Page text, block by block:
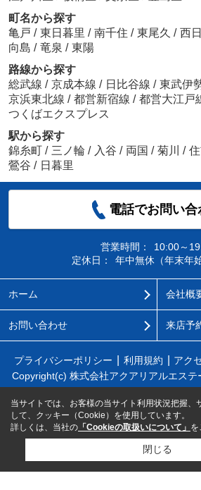
町名から探す
亀戸 / 東日暮里 / 南千住 / 東尾久 / 西
向島 / 竜泉 / 東陽
路線から探す
総武線 / 京成本線 / 日比谷線 / 東武伊
京浜東北線 / 都営新宿線 / 都営大江戸
つくばエクスプレス
駅から探す
錦糸町 / 三ノ輪 / 入谷 / 両国 / 菊川 /
鶯谷 / 日暮里
電話でお問い合
営業時間：
10:00～
定休日：
年中無休（年末年
ホーム 会社概
お問い合わせ 来店予
プライバシーポリシー 利用規約 アク
Copyright(c) 株式会社アクアリアルエステ
当サイトでは、お客様の当サイト利用状況把握、
して、クッキー（Cookie）を使用しています。
詳しくは、当社の 「Cookieの取扱いについて」 を
閉じる